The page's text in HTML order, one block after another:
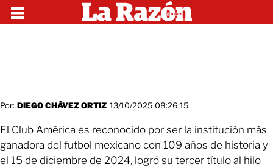
Por: DIEGO CHÁVEZ ORTIZ 13/10/2025 08:26:15
El Club América es reconocido por ser la institución más
ganadora del futbol mexicano con 109 años de historia y
el 15 de diciembre de 2024, logró su tercer título al hilo